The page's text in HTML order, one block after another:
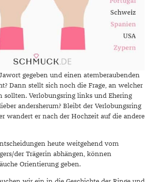
gegeben und einen atemberaubenden
Dann stellt sich noch die Frage, an welcher
sollten. Verlobungsring links und Ehering
andersherum? Bleibt der Verlobungsring
wandert er nach der Hochzeit auf die andere
heute weitgehend vom
der Trägerin abhängen, können
Orientierung geben.